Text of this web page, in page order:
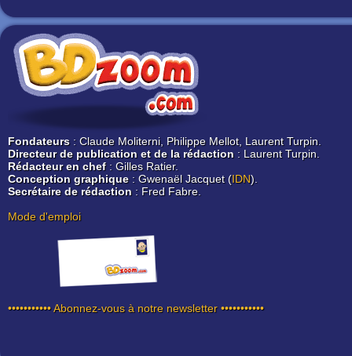
Fondateurs : Claude Moliterni, Philippe Mellot, Laurent Turpin.
Directeur de publication et de la rédaction : Laurent Turpin.
Rédacteur en chef: Gilles Ratier.
Conception graphique: Gwenaël Jacquet (IDN).
Secrétaire de rédaction : Fred Fabre.
Mode d'emploi
••••••••••• Abonnez-vous à notre newsletter •••••••••••